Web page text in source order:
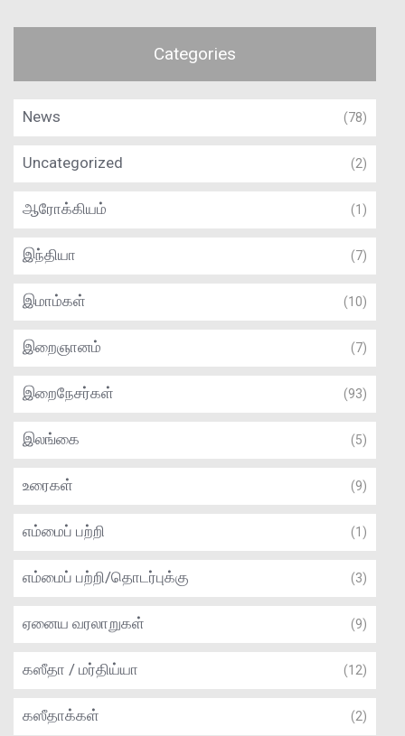
Categories
News (78)
Uncategorized (2)
ஆரோக்கியம் (1)
இந்தியா (7)
இமாம்கள் (10)
இறைஞானம் (7)
இறைநேசர்கள் (93)
இலங்கை (5)
உரைகள் (9)
எம்மைப் பற்றி (1)
எம்மைப் பற்றி/தொடர்புக்கு (3)
ஏனைய வரலாறுகள் (9)
கஸீதா / மர்திய்யா (12)
கஸீதாக்கள் (2)